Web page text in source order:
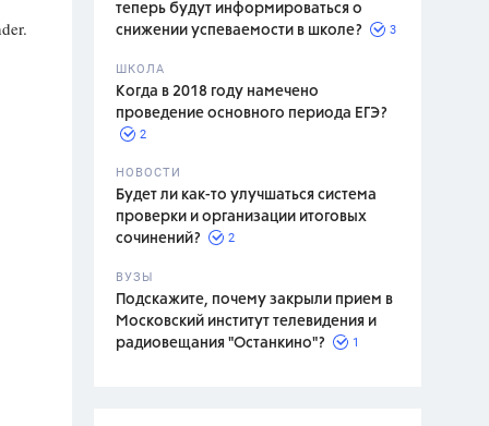
теперь будут информироваться о
снижении успеваемости в школе?
3
ШКОЛА
Когда в 2018 году намечено
проведение основного периода ЕГЭ?
2
НОВОСТИ
Будет ли как-то улучшаться система
проверки и организации итоговых
сочинений?
2
ВУЗЫ
Подскажите, почему закрыли прием в
Московский институт телевидения и
радиовещания "Останкино"?
1